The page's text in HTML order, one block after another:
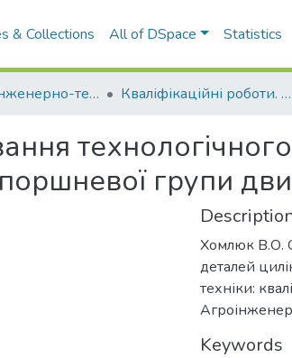
& Collections All of DSpace Statistics
Факультет інженерно-технологічний Кваліфікаційні роботи. Факультет інженерно-технологічний
групи
Хомлюк В.О.
деталей
техніки:
Keywords